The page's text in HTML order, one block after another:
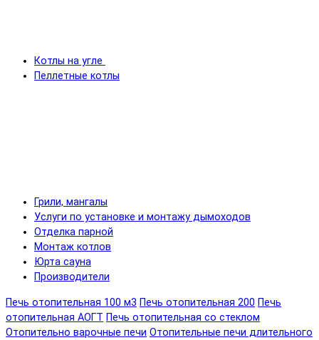
Котлы на угле
Пеллетные котлы
Грили, мангалы
Услуги по установке и монтажу дымоходов
Отделка парной
Монтаж котлов
Юрта сауна
Производители
Печь отопительная 100 м3 Печь отопительная 200 Печь
отопительная АОГТ Печь отопительная со стеклом
Отопительно варочные печи Отопительные печи длительного